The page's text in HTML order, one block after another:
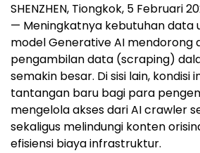
SHENZHEN, Tiongkok, 5 Februari
— Meningkatnya kebutuhan data
model Generative AI mendorong
pengambilan data (scraping)
semakin besar. Di sisi lain, kondisi
tantangan baru bagi para
mengelola akses dari AI crawler
sekaligus melindungi konten
efisiensi biaya infrastruktur.